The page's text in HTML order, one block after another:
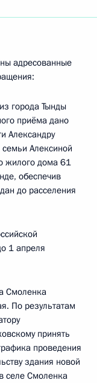
адресованные
города Тынды
приёма дано
Александру
Алексиной
жилого дома 61
обеспечив
до расселения
1 апреля
Смоленка
По результатам
принять
проведения
здания новой
селе Смоленка